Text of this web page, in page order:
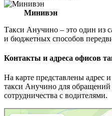
Минивэн
Такси Анучино – это один из
и бюджетных способов
Контакты и адреса офисов
На карте представлены адрес
такси Анучино для
сотрудничества с водителями.